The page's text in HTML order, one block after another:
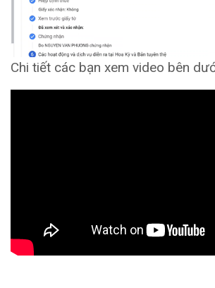
Chi tiết các bạn xem video bên